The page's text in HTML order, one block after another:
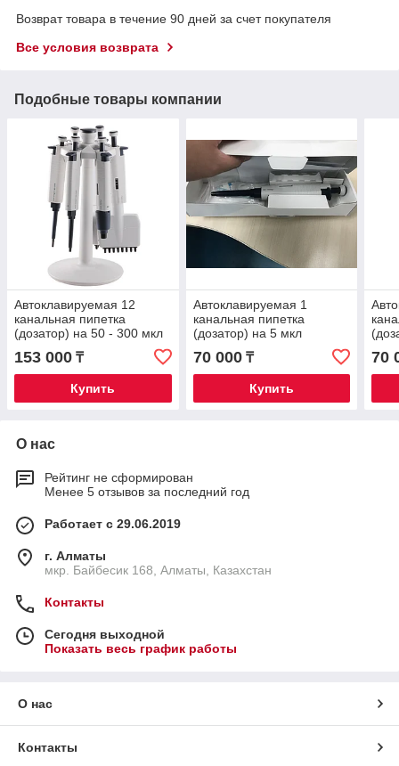
Возврат товара в течение 90 дней за счет покупателя
Все условия возврата
Подобные товары компании
Автоклавируемая 12
канальная пипетка
(дозатор) на 50 - 300 мкл
153 000 ₸
Купить
Автоклавируемая 1
канальная пипетка
(дозатор) на 5 мкл
70 000₸
Купить
70
О нас
Рейтинг не сформирован
Менее 5 отзывов за последний год
Работает с 29.06.2019
г. Алматы
мкр. Байбесик 168, Алматы, Казахстан
Контакты
Сегодня выходной
Показать весь график работы
О нас
Контакты